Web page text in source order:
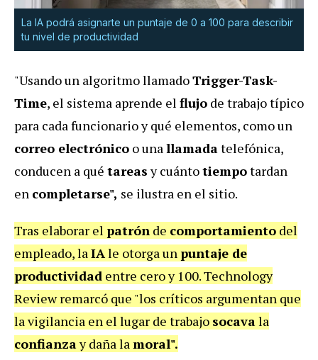
La IA podrá asignarte un puntaje de 0 a 100 para describir
tu nivel de productividad
"Usando un algoritmo llamadoTrigger-Task-
Time, el sistema aprende el flujo de trabajo típico
para cada funcionario y qué elementos, como un
correo electrónico o unallamadatelefónica,
conducen a qué tareasy cuántotiempotardan
en completarse", se ilustra en el sitio.
Tras elaborar el patrón de comportamiento del
empleado, laIAle otorga unpuntaje de
productividad entre cero y 100. Technology
Review remarcó que "los críticos argumentan que
la vigilancia en el lugar de trabajo socavala
confianzay daña lamoral".